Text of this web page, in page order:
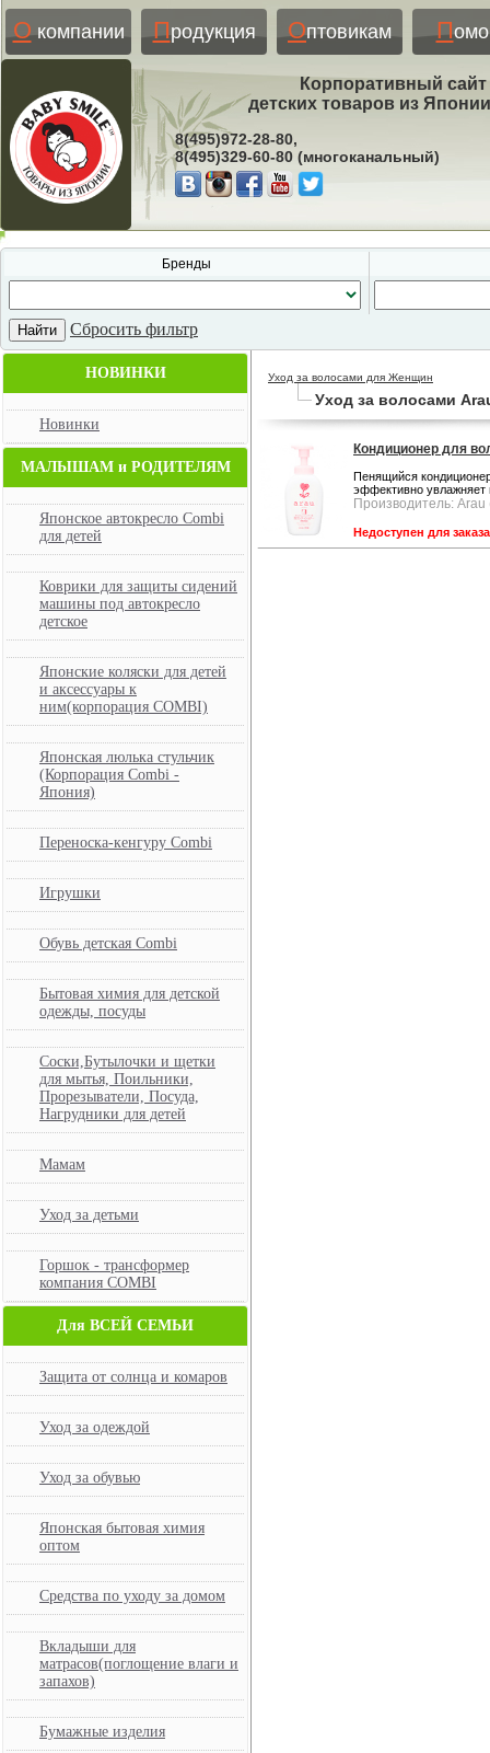
Окомпании Продукция Оптовикам П
Корпоративный
детских товаров из
8(495)972-28-80,
8(495)329-60-80 (многоканальный)
Бренды
Сбросить фильтр
НОВИНКИ
Новинки
МАЛЫШАМ и РОДИТЕЛЯМ
Японское автокресло Combi
для детей
Коврики для защиты сидений
машины под автокресло
детское
Японские коляски для детей
и аксессуары к
ним(корпорация COMBI)
Японская люлька стульчик
(Корпорация Combi -
Япония)
Переноска-кенгуру Combi
Игрушки
Обувь детская Combi
Бытовая химия для детской
одежды, посуды
Соски,Бутылочки и щетки
для мытья, Поильники,
Прорезыватели, Посуда,
Нагрудники для детей
Мамам
Уход за детьми
Горшок - трансформер
компания COMBI
Для ВСЕЙ СЕМЬИ
Защита от солнца и комаров
Уход за одеждой
Уход за обувью
Японская бытовая химия
оптом
Средства по уходу за домом
Вкладыши для
матрасов(поглощение влаги и
запахов)
Бумажные изделия
Уход за волосами для Женщин
Уход за волосами
Кондиционер для
Пенящийся
эффективно увлажняет
Производитель:
Недоступен для